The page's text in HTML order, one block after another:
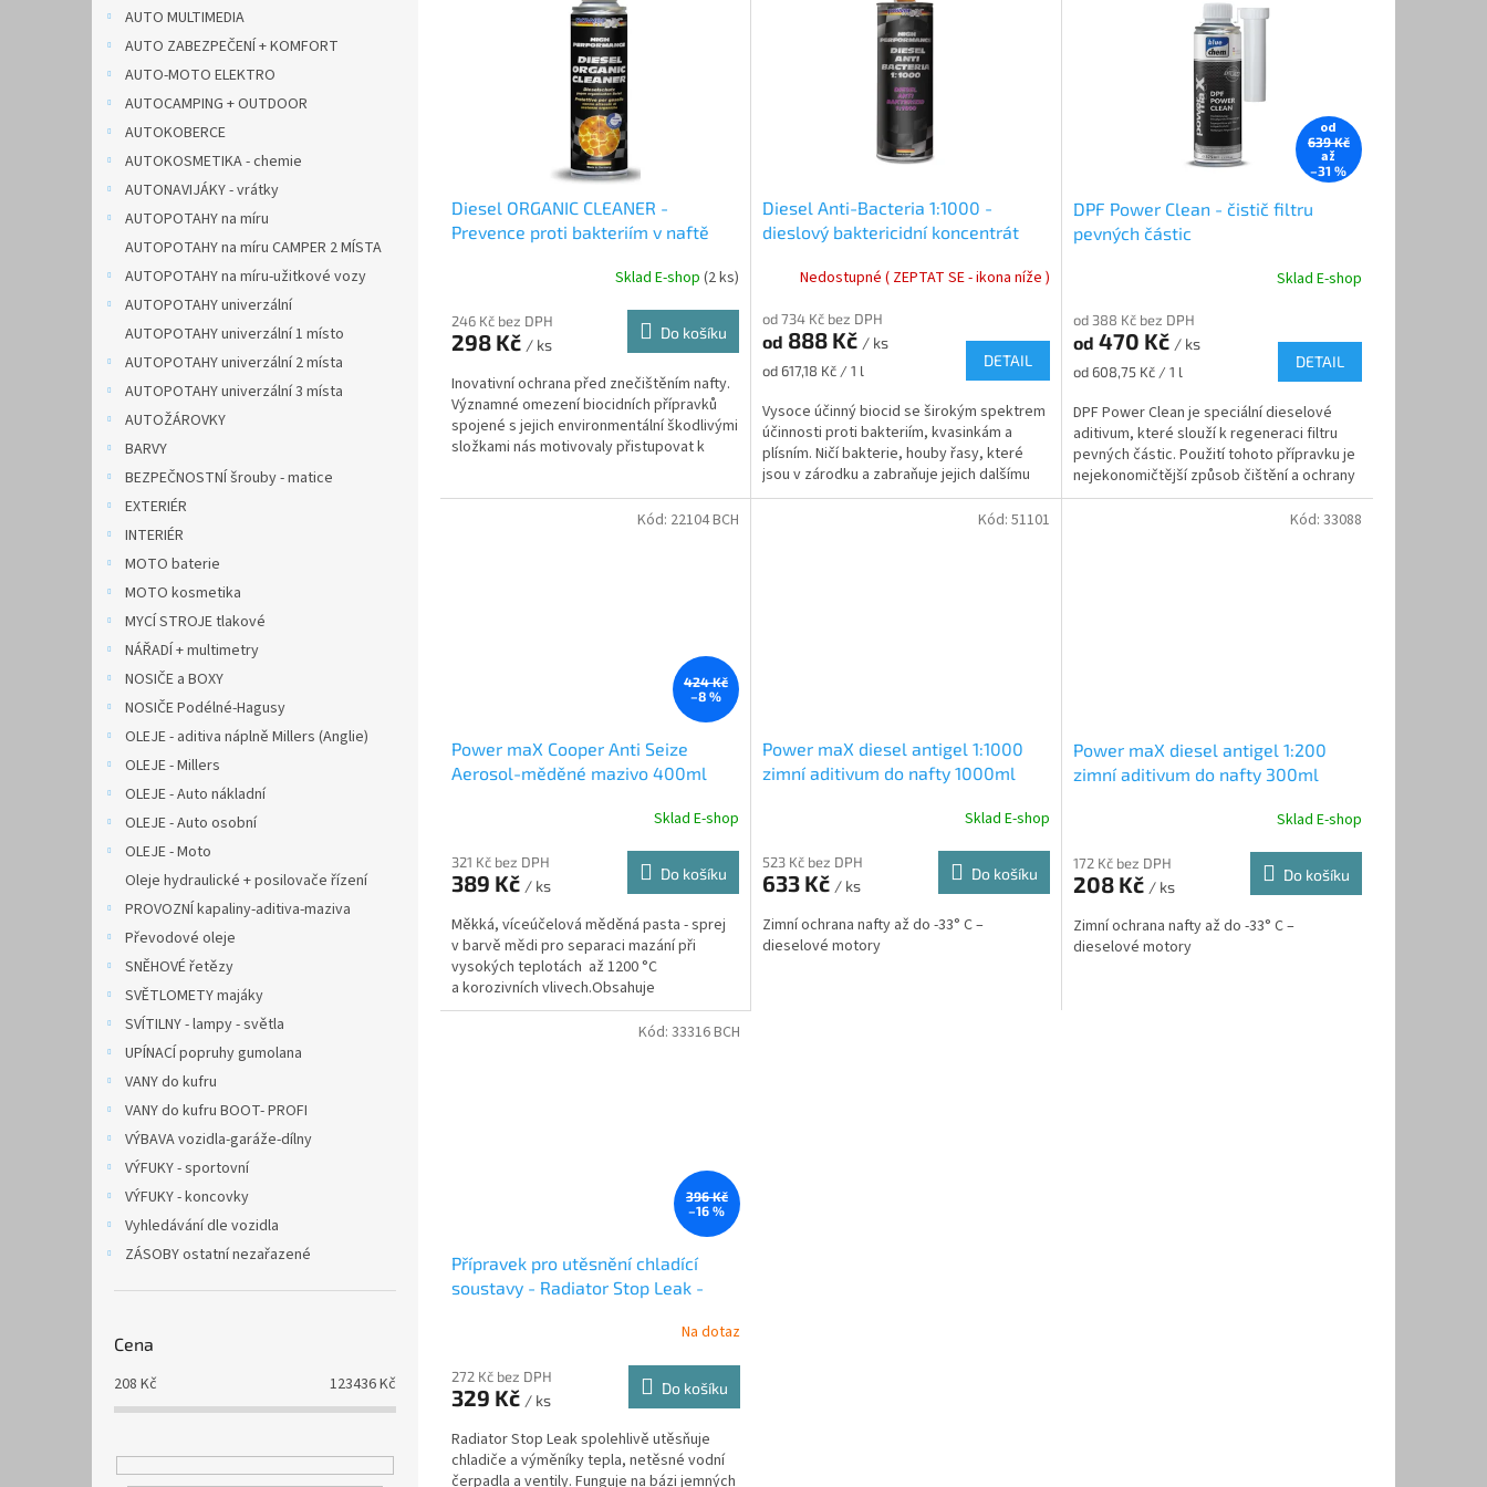
AUTO MULTIMEDIA
AUTO ZABEZPEČENÍ + KOMFORT
AUTO-MOTO ELEKTRO
AUTOCAMPING + OUTDOOR
AUTOKOBERCE
AUTOKOSMETIKA - chemie
AUTONAVIJÁKY - vrátky
AUTOPOTAHY na míru
AUTOPOTAHY na míru CAMPER 2 MÍSTA
AUTOPOTAHY na míru-užitkové vozy
AUTOPOTAHY univerzální
AUTOPOTAHY univerzální 1 místo
AUTOPOTAHY univerzální 2 místa
AUTOPOTAHY univerzální 3 místa
AUTOŽÁROVKY
BARVY
BEZPEČNOSTNÍ šrouby - matice
EXTERIÉR
INTERIÉR
MOTO baterie
MOTO kosmetika
MYCÍ STROJE tlakové
NÁŘADÍ + multimetry
NOSIČE a BOXY
NOSIČE Podélné-Hagusy
OLEJE - aditiva náplně Millers (Anglie)
OLEJE - Millers
OLEJE - Auto nákladní
OLEJE - Auto osobní
OLEJE - Moto
Oleje hydraulické + posilovače řízení
PROVOZNÍ kapaliny-aditiva-maziva
Převodové oleje
SNĚHOVÉ řetězy
SVĚTLOMETY majáky
SVÍTILNY - lampy - světla
UPÍNACÍ popruhy gumolana
VANY do kufru
VANY do kufru BOOT- PROFI
VÝBAVA vozidla-garáže-dílny
VÝFUKY - sportovní
VÝFUKY - koncovky
Vyhledávání dle vozidla
ZÁSOBY ostatní nezařazené
Cena
208 Kč 123436Kč
Diesel ORGANIC CLEANER -
Prevence proti bakteriím v naftě
Sklad E-shop (2 ks)
246 Kč bez DPH
298 Kč / ks
Do košíku
Inovativní ochrana před znečištěním nafty.
Významné omezení biocidních přípravků
spojené s jejich environmentální škodlivými
složkami nás motivovaly přistupovat k
Diesel Anti-Bacteria 1:1000 -
dieslový baktericidní koncentrát
Nedostupné ( ZEPTAT SE - ikona níže )
od 734 Kč bez DPH
od 888 Kč / ks
Měrná
od 617,18 Kč / 1 l
DETAIL
Vysoce účinný biocid se širokým spektrem
účinnosti proti bakteriím, kvasinkám a
plísním. Ničí bakterie, houby řasy, které
jsou v zárodku a zabraňuje jejich dalšímu
vytváření....
od
639 Kč
až
–31 %
DPF Power Clean - čistič filtru
pevných částic
Sklad E-shop
od 388 Kč bez DPH
od 470 Kč / ks
Měrná
od 608,75 Kč / 1 l
DETAIL
DPF Power Clean je speciální dieselové
aditivum, které slouží k regeneraci filtru
pevných částic. Použití tohoto přípravku je
nejekonomičtější způsob čištění a ochrany
filtru...
424 Kč
–8 %
Power maX Cooper Anti Seize
Aerosol-měděné mazivo 400ml
Sklad E-shop
321 Kč bez DPH
389 Kč / ks
Do košíku
Měkká, víceúčelová měděná pasta - sprej
v barvě mědi pro separaci mazání při
vysokých teplotách až 1200 °C
a korozivních vlivech.Obsahuje
molekulární...
Kód: 22104 BCH
Power maX diesel antigel 1:1000
zimní aditivum do nafty 1000ml
Sklad E-shop
523 Kč bez DPH
633 Kč / ks
Do košíku
Zimní ochrana nafty až do -33° C –
dieselové motory
Kód: 51101
Power maX diesel antigel 1:200
zimní aditivum do nafty 300ml
Sklad E-shop
172 Kč bez DPH
208 Kč / ks
Do košíku
Zimní ochrana nafty až do -33° C –
dieselové motory
Kód: 33088
396 Kč
–16 %
Přípravek pro utěsnění chladící
soustavy - Radiator Stop Leak -
Na dotaz
272 Kč bez DPH
329 Kč / ks
Do košíku
Radiator Stop Leak spolehlivě utěsňuje
chladiče a výměníky tepla, netěsné vodní
čerpadla a ventily. Funguje na bázi jemných
Kód: 33316 BCH